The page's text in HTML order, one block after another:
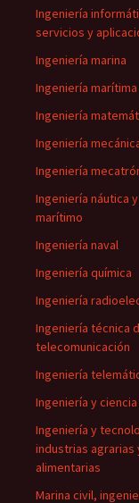
Ingeniería
servicios y
Ingeniería marina
Ingeniería marítima
Ingeniería
Ingeniería
Ingeniería
Ingeniería náutica
marítimo
Ingeniería naval
Ingeniería química
Ingeniería
Ingeniería técnica
telecomunicación
Ingeniería
Ingeniería y
Ingeniería y
industrias agrarias
alimentarias
Marina civil,